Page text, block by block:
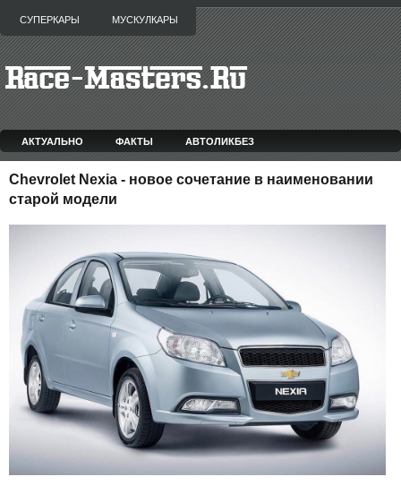
СУПЕРКАРЫ МУСКУЛКАРЫ
АКТУАЛЬНО ФАКТЫ АВТОЛИКБЕЗ
Chevrolet Nexia - новое сочетание в наименовании
старой модели